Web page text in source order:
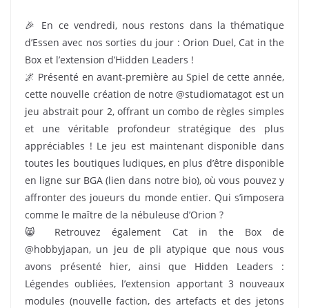
🎉 En ce vendredi, nous restons dans la thématique
d’Essen avec nos sorties du jour : Orion Duel, Cat in the
Box et l’extension d’Hidden Leaders !
🌌 Présenté en avant-première au Spiel de cette année,
cette nouvelle création de notre @studiomatagot est un
jeu abstrait pour 2, offrant un combo de règles simples
et une véritable profondeur stratégique des plus
appréciables ! Le jeu est maintenant disponible dans
toutes les boutiques ludiques, en plus d’être disponible
en ligne sur BGA (lien dans notre bio), où vous pouvez y
affronter des joueurs du monde entier. Qui s’imposera
comme le maître de la nébuleuse d’Orion ?
😸 Retrouvez également Cat in the Box de
@hobbyjapan, un jeu de pli atypique que nous vous
avons présenté hier, ainsi que Hidden Leaders :
Légendes oubliées, l’extension apportant 3 nouveaux
modules (nouvelle faction, des artefacts et des jetons